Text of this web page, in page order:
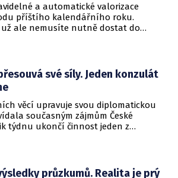
a automatické valorizace
příštího kalendářního roku.
ale nemusíte nutně dostat do
své síly. Jeden konzulát
věcí upravuje svou diplomatickou
současným zájmům České
týdnu ukončí činnost jeden z
průzkumů. Realita je prý